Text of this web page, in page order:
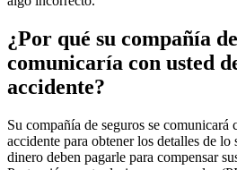
¿Por qué su compañía
comunicaría con usted
accidente?
Su compañía de seguros se comunicará
accidente para obtener los detalles de
dinero deben pagarle para compensar